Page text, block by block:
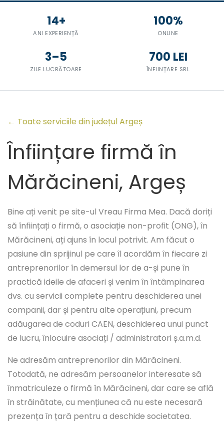
14+
ANI EXPERIENȚĂ
100%
ONLINE
3–5
ZILE LUCRĂTOARE
700 LEI
ÎNFIINȚARE SRL
← Toate serviciile din județul Argeș
Înființare firmă în
Mărăcineni, Argeș
Bine ați venit pe site-ul Vreau Firma Mea. Dacă doriți
să înființați o firmă, o asociație non-profit (ONG), în
Mărăcineni, ați ajuns în locul potrivit. Am făcut o
pasiune din sprijinul pe care îl acordăm în fiecare zi
antreprenorilor în demersul lor de a-și pune în
practică ideile de afaceri și venim în întâmpinarea
dvs. cu servicii complete pentru deschiderea unei
companii, dar și pentru alte operațiuni, precum
adăugarea de coduri CAEN, deschiderea unui punct
de lucru, înlocuire asociați / administratori ș.a.m.d.
Ne adresăm antreprenorilor din Mărăcineni.
Totodată, ne adresăm persoanelor interesate să
înmatriculeze o firmă în Mărăcineni, dar care se află
în străinătate, cu mențiunea că nu este necesară
prezența în țară pentru a deschide societatea.